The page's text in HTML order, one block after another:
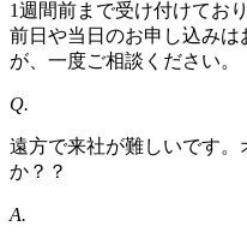
1週間前まで受け付けており
前日や当日のお申し込み
が、一度ご相談ください。
Q.
遠方で来社が難しいです
か？？
A.